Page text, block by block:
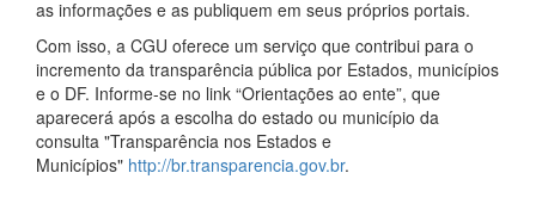
as informações e as publiquem em seus próprios portais.
Com isso, a CGU oferece um serviço que contribui para o
incremento da transparência pública por Estados, municípios
e o DF. Informe-se no link “Orientações ao ente”, que
aparecerá após a escolha do estado ou município da
consulta "Transparência nos Estados e
Municípios" http://br.transparencia.gov.br.